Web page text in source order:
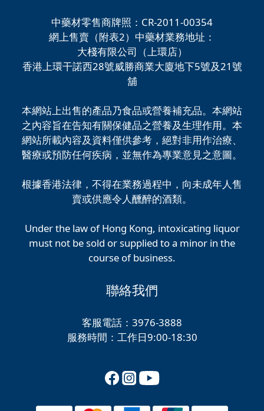
中藥材零售商牌照：CR-2011-00354
網上售賣（附表2）中藥材業務地址：
大棧有限公司（上環店）
香港上環干諾西28號威勝商業大廈地下5號及21號
舖
本網站上出售的產品乃食品或營養補充品。本網站
之內容旨在告知有關保健品之營養及生理作用。本
網站所載內容及資料僅供參考，絕對非用作治療、
醫療或預防任何疾病，並無作為專業意見之意圖。
根據香港法律，不得在業務過程中，向未成年人售
賣或供應令人醺醉的酒類。
Under the law of Hong Kong, intoxicating liquor
must not be sold or supplied to a minor in the
course of business.
聯絡我們
客服電話：3976-3888
服務時間：工作日9:00-18:30